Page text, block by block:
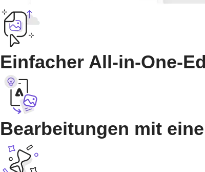
Einfacher All-in-One-
Bearbeitungen mit